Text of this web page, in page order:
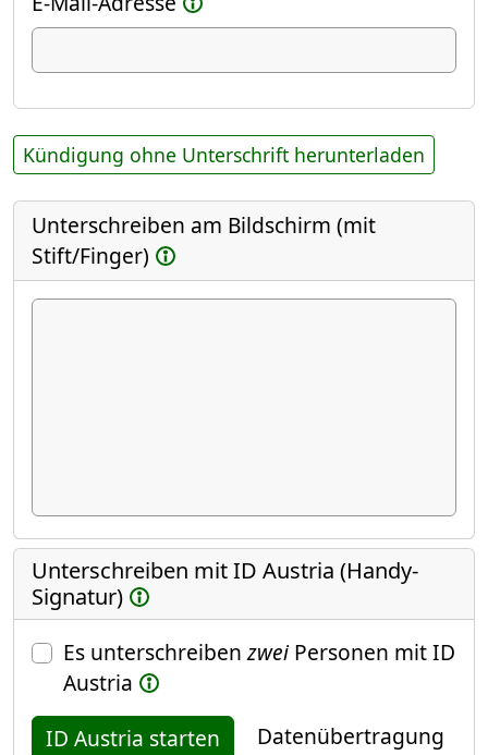
Kündigung ohne Unterschrift herunterladen
Unterschreiben am Bildschirm (mit
Stift/Finger)
Unterschreiben mit ID Austria (Handy-
Signatur)
Es unterschreibenzweiPersonen mit ID
Austria
ID Austria starten
Datenübertragung